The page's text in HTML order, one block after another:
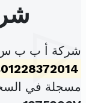
شركة أ ب ب س
مسجلة في